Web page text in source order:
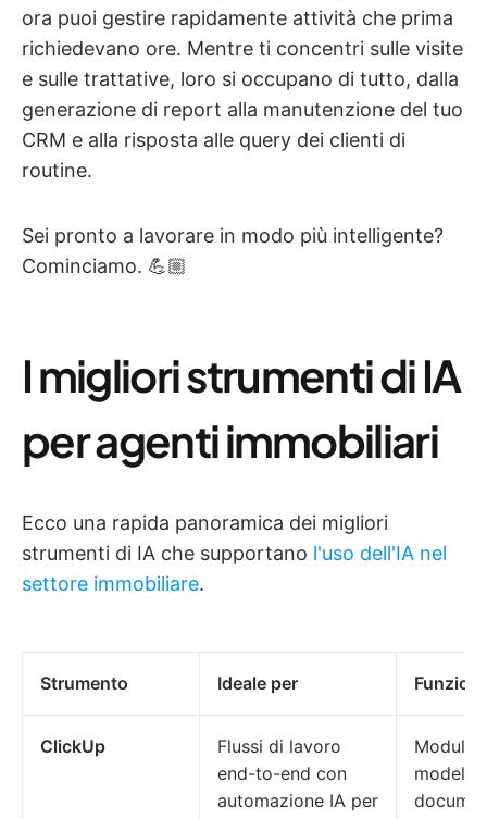
ora puoi gestire rapidamente attività che prima
richiedevano ore. Mentre ti concentri sulle visite
e sulle trattative, loro si occupano di tutto, dalla
generazione di report alla manutenzione del tuo
CRM e alla risposta alle query dei clienti di
routine.
Sei pronto a lavorare in modo più intelligente?
Cominciamo. 💪🏼
I migliori strumenti di IA
per agenti immobiliari
Ecco una rapida panoramica dei migliori
strumenti di IA che supportano l'uso dell'IA nel
settore immobiliare.
Strumento Ideale per
ClickUp
Flussi di lavoro
end-to-end con
automazione IA per
Moduli
modelli